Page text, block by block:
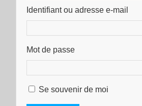
Identifiant ou adresse e-mail
Mot de passe
Se souvenir de moi